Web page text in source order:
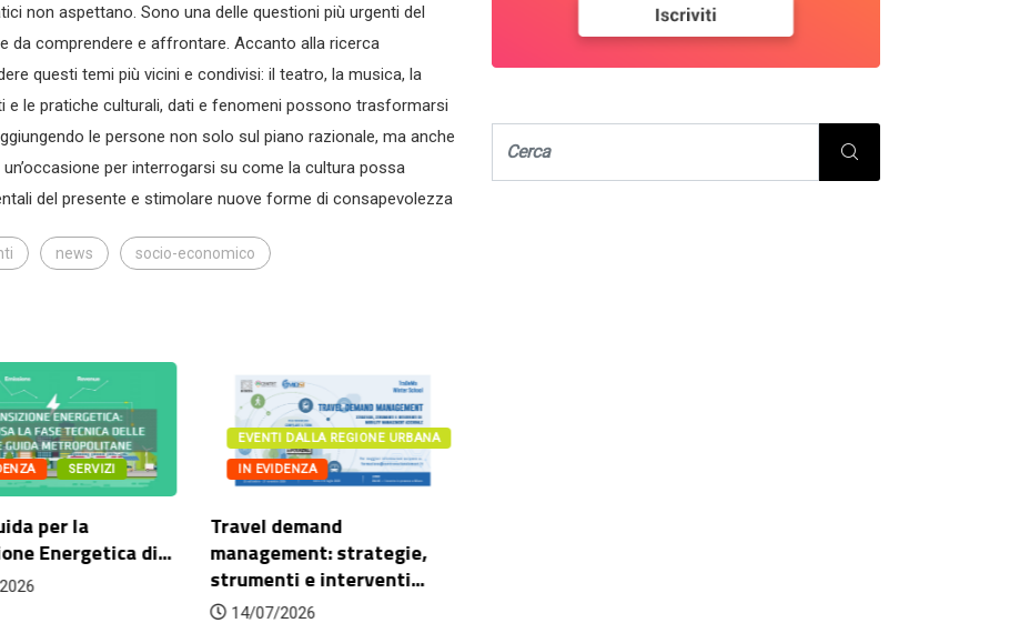
non aspettano. Sono una delle questioni più urgenti del
da comprendere e affrontare. Accanto alla ricerca
questi temi più vicini e condivisi: il teatro, la musica, la
e le pratiche culturali, dati e fenomeni possono trasformarsi
le persone non solo sul piano razionale, ma anche
per interrogarsi su come la cultura possa
del presente e stimolare nuove forme di consapevolezza
news socio-economico
SERVIZI
per la
Energetica di...
EVENTI DALLA REGIONE URBANA
IN EVIDENZA
Travel demand
management: strategie,
strumenti e interventi...
14/07/2026